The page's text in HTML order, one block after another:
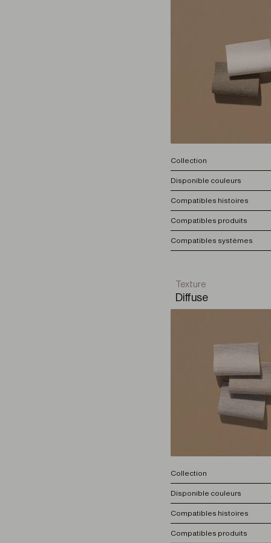
Collection
Disponible couleurs
Compatibles histoires
Compatibles produits
Compatibles systèmes
Texture
Diffuse
Collection
Disponible couleurs
Compatibles histoires
Compatibles produits